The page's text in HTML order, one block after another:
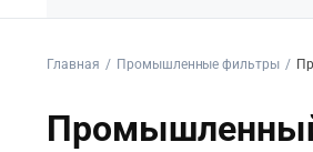
Главная Промышленные фильтры